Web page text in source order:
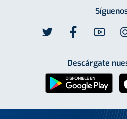
Descárgate